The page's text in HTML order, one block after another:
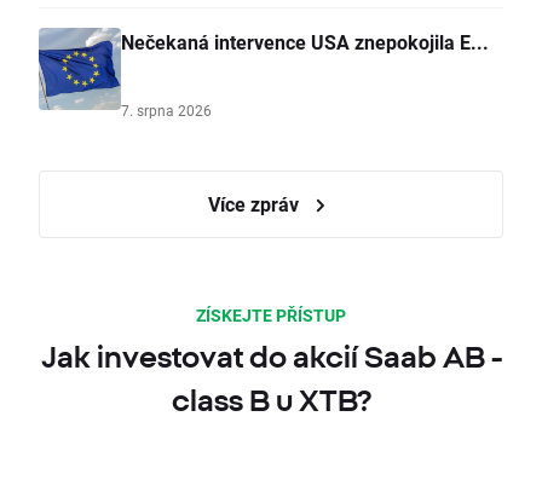
Nečekaná intervence USA znepokojila E...
7. srpna 2026
Více zpráv
ZÍSKEJTE PŘÍSTUP
Jak investovat do akcií Saab AB -
class B u XTB?